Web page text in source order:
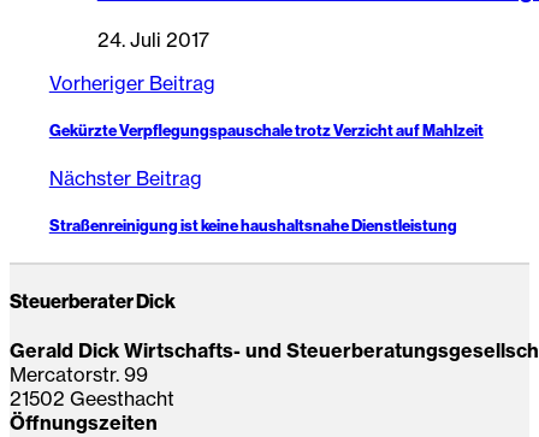
24. Juli 2017
Vorheriger Beitrag
Gekürzte Verpflegungspauschale trotz Verzicht auf Mahlzeit
Nächster Beitrag
Straßenreinigung ist keine haushaltsnahe Dienstleistung
Steuerberater Dick
Gerald Dick Wirtschafts- und
Mercatorstr. 99
21502 Geesthacht
Öffnungszeiten